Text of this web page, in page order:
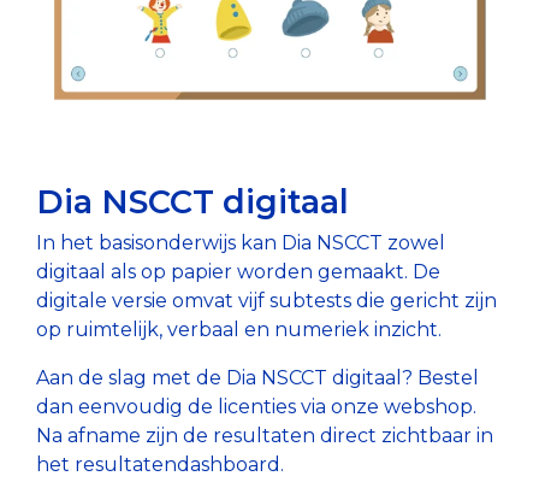
Dia NSCCT digitaal
In het basisonderwijs kan Dia NSCCT zowel
digitaal als op papier worden gemaakt. De
digitale versie omvat vijf subtests die gericht zijn
op ruimtelijk, verbaal en numeriek inzicht.
Aan de slag met de Dia NSCCT digitaal? Bestel
dan eenvoudig de licenties via onze webshop.
Na afname zijn de resultaten direct zichtbaar in
het resultatendashboard.